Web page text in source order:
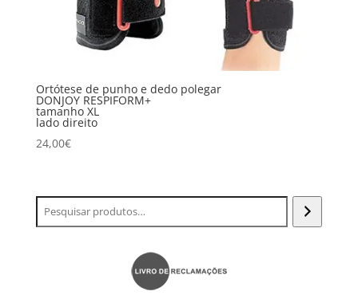
Ortótese de punho e dedo polegar
DONJOY RESPIFORM+
tamanho XL
lado direito
24,00€